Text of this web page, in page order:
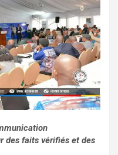
des faits vérifiés et des